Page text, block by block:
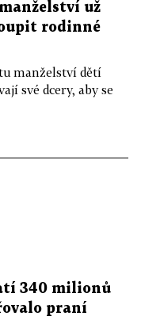
už
rodinné
manželství dětí
své dcery, aby se
340 milionů
praní